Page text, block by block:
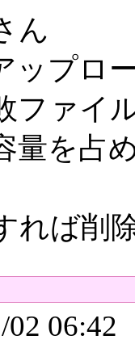
ん
ップロ
ファイ
量を占
れば削
06:42